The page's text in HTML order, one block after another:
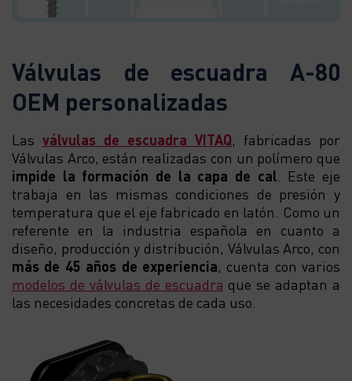
Válvulas de escuadra A-80
OEM personalizadas
Las válvulas de escuadra VITAQ, fabricadas por
Válvulas Arco, están realizadas con un polímero que
impide la formación de la capa de cal . Este eje
trabaja en las mismas condiciones de presión y
temperatura que el eje fabricado en latón. Como un
referente en la industria española en cuanto a
diseño, producción y distribución, Válvulas Arco, con
más de 45 años de experiencia, cuenta con varios
modelos de válvulas de escuadra que se adaptan a
las necesidades concretas de cada uso.